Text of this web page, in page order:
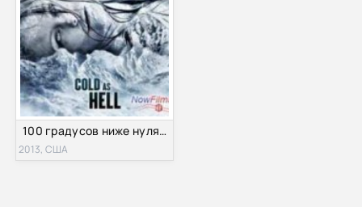
100 градусов ниже нуля (2013)
2013, США